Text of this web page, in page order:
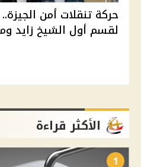
حركة تنقلات أمن
لقسم أول الشيخ زايد
الأكثر قراءة
1